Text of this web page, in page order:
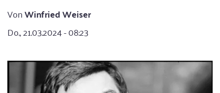
VonWinfried Weiser
Do., 21.03.2024 - 08:23